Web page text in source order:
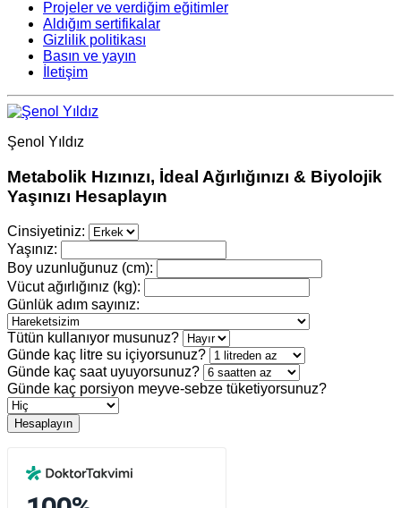
Projeler ve verdiğim eğitimler
Aldığım sertifikalar
Gizlilik politikası
Basın ve yayın
İletişim
Şenol Yıldız
Metabolik Hızınızı, İdeal Ağırlığınızı & Biyolojik
Yaşınızı Hesaplayın
Cinsiyetiniz:
Yaşınız:
Boy uzunluğunuz (cm):
Vücut ağırlığınız (kg):
Günlük adım sayınız:
Tütün kullanıyor musunuz?
Günde kaç litre su içiyorsunuz?
Günde kaç saat uyuyorsunuz?
Günde kaç porsiyon meyve-sebze tüketiyorsunuz?
Hesaplayın